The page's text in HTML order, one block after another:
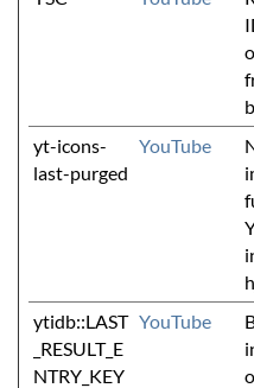
yt-icons-
last-purged
YouTube
ytidb::LAST
_RESULT_E
NTRY_KEY
YouTube